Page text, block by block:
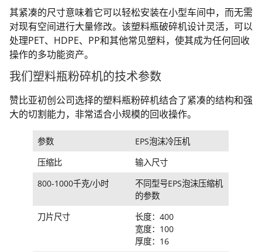
其紧凑的尺寸意味着它可以轻松安装在小型车间中，而无需
对现有空间进行大量修改。该塑料瓶破碎机设计灵活，可以
处理PET、HDPE、PP和其他常见塑料，使其成为任何回收
操作的多功能资产。
我们塑料瓶粉碎机的技术参数
赞比亚初创公司选择的塑料瓶粉碎机结合了紧凑的结构和强
大的切割能力，非常适合小规模的回收操作。
参数
EPS泡沫冷压机
压缩比
输入尺寸
800-1000千克/小时
不同型号EPS泡沫压缩机
的参数
刀片尺寸
长度：400
宽度：100
厚度：16